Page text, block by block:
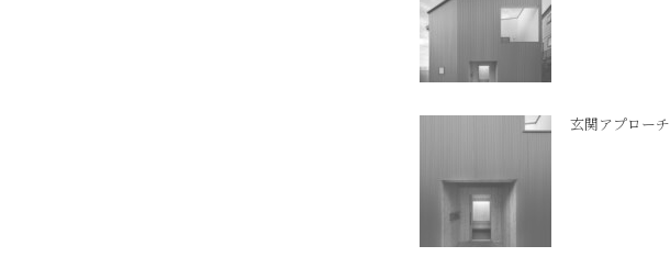
玄関アプローチ